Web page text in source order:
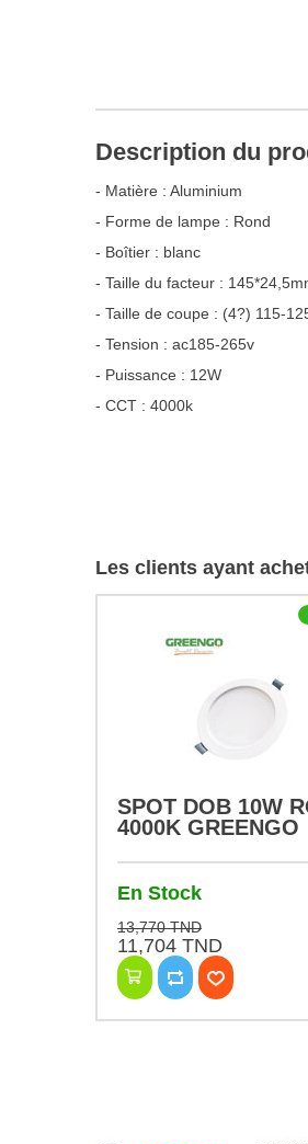
Description du
- Matière : Aluminium
- Forme de lampe : Rond
- Boîtier : blanc
- Taille du facteur :
- Taille de coupe : (4?) 115-
- Tension : ac185-265v
- Puissance : 12W
- CCT : 4000k
Les clients ayant
SPOT DOB 10W
4000K GREENGO
En Stock
13,770 TND
11,704 TND